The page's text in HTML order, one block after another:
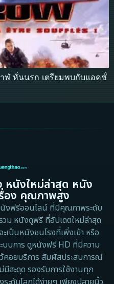
ฬ หั่นนรก เตรียมพบกับแอคชั่
หนังใหม่ล่าสุด หนัง
อง คุณภาพสูง
งฟรีออนไลน์ ที่มีคุณภาพระดับ
วม หนังดูฟรี ที่อัปเดตใหม่ล่าสุด
เป็นหนังชนโรงที่เพิ่งเข้า หรือ
บบการ ดูหนังฟรี HD ที่มีความ
ว้คอยบริการ สัมผัสประสบการณ์
สะดุด รองรับการใช้งานทุก